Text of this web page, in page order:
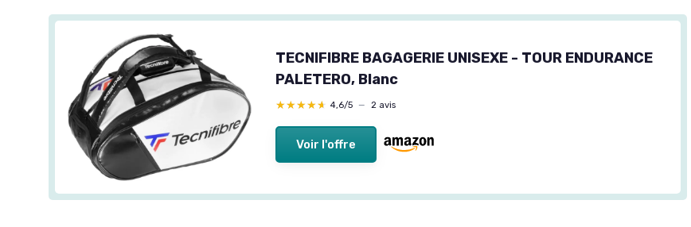
TECNIFIBRE BAGAGERIE UNISEXE - TOUR ENDURANCE
PALETERO, Blanc
★★★★★
★★★★★ 4,6/5 — 2 avis
Voir l'offre